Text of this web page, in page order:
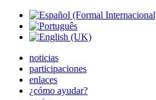
noticias
participaciones
enlaces
¿cómo ayudar?